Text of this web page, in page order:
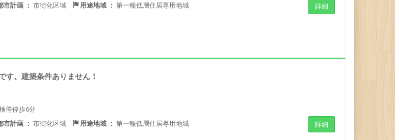
市計画 ： 市街化区域 用途地域 ： 第一種低層住居専用地域 詳細
す。建築条件ありません！
停停歩6分
市計画 ： 市街化区域 用途地域 ： 第一種低層住居専用地域 詳細